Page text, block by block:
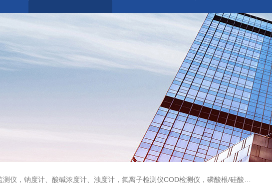
、酸碱浓度计、浊度计，氟离子检测仪COD检测仪，磷酸根/硅酸根分析仪，PH电极、溶氧电极、电导电极